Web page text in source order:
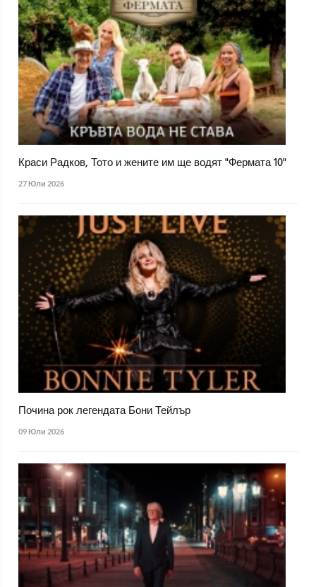
Краси Радков, Тото и жените им ще водят "Фермата 10"
27 Юли 2026
Почина рок легендата Бони Тейлър
09 Юли 2026